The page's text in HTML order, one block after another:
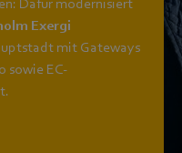
Dafür modernisiert
Exergi
mit Gateways
sowie EC-